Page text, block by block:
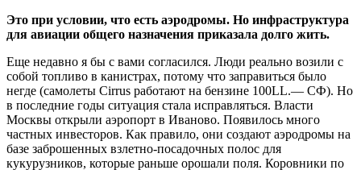
Это при условии, что есть аэродромы. Но инфраструктура
для авиации общего назначения приказала долго жить.
Еще недавно я бы с вами согласился. Люди реально возили с
собой топливо в канистрах, потому что заправиться было
негде (самолеты Cirrus работают на бензине 100LL.— СФ). Но
в последние годы ситуация стала исправляться. Власти
Москвы открыли аэропорт в Иваново. Появилось много
частных инвесторов. Как правило, они создают аэродромы на
базе заброшенных взлетно-посадочных полос для
кукурузников, которые раньше орошали поля. Коровники по